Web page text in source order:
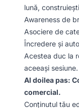
lună,
Awareness de
Asociere de
Încredere și
Acestea duc la
aceeași sesiune.
Al doilea pas:
comercial.
Conținutul tău